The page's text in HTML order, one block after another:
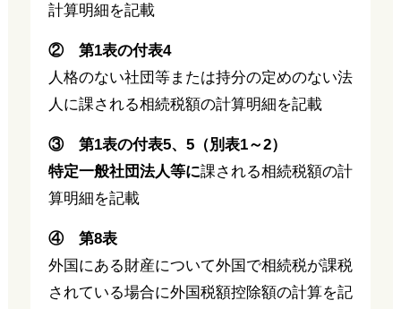
計算明細を記載
② 第1表の付表4
人格のない社団等または持分の定めのない法
人に課される相続税額の計算明細を記載
③ 第1表の付表5、5（別表1～2）
特定一般社団法人等に課される相続税額の計
算明細を記載
④ 第8表
外国にある財産について外国で相続税が課税
されている場合に外国税額控除額の計算を記